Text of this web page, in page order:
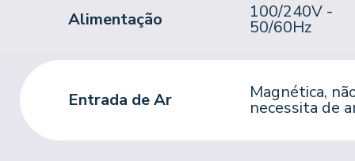
Alimentação 100/240V -
50/60Hz
Entrada de Ar Magnética,
necessita de